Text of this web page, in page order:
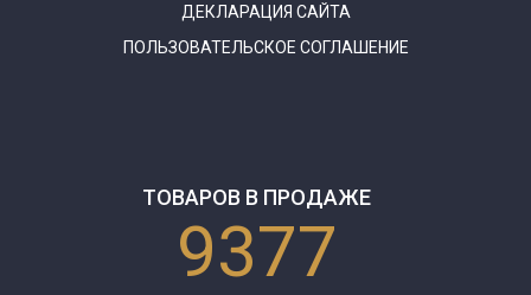
ДЕКЛАРАЦИЯ САЙТА
ПОЛЬЗОВАТЕЛЬСКОЕ СОГЛАШЕНИЕ
ТОВАРОВ В ПРОДАЖЕ
9377